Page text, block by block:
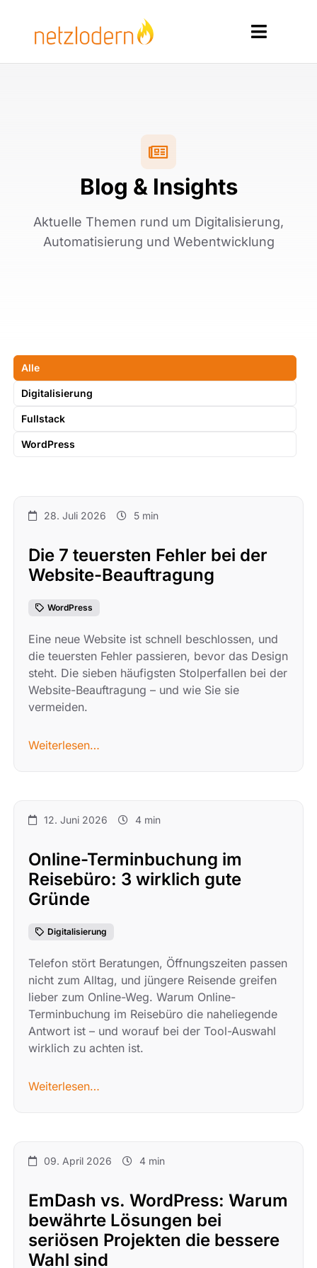
springen
Toggle
Kontakt
Blog & Insights
Aktuelle Themen rund um Digitalisierung,
Automatisierung und Webentwicklung
Alle
Digitalisierung
Fullstack
WordPress
28. Juli 2026 5 min
Die 7 teuersten Fehler bei der
Website-Beauftragung
WordPress
Eine neue Website ist schnell beschlossen, und
die teuersten Fehler passieren, bevor das Design
steht. Die sieben häufigsten Stolperfallen bei der
Website-Beauftragung – und wie Sie sie
vermeiden.
Weiterlesen…
12. Juni 2026 4 min
Online-Terminbuchung im
Reisebüro: 3 wirklich gute
Gründe
Digitalisierung
Telefon stört Beratungen, Öffnungszeiten passen
nicht zum Alltag, und jüngere Reisende greifen
lieber zum Online-Weg. Warum Online-
Terminbuchung im Reisebüro die naheliegende
Antwort ist – und worauf bei der Tool-Auswahl
wirklich zu achten ist.
Weiterlesen…
09. April 2026 4 min
EmDash vs. WordPress: Warum
bewährte Lösungen bei
seriösen Projekten die bessere
Wahl sind